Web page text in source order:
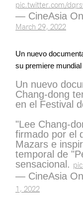
pic.twitter.com/
— CineAsia
March 29, 2022
Un nuevo
su premiere
Un nuevo
Chang-dong
en el Festival
"Lee Chang-
firmado por el
Mazars e
temporal de
sensacional.
— CineAsia
1, 2022